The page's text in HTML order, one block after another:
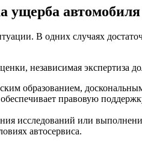
ущерба
В одних случаях
независимая экспертиза
образованием,
правовую
исследований или
автосервиса.